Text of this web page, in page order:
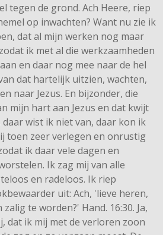
tegen de grond. Ach Heere, riep
op inwachten? Want nu zie ik
dat al mijn werken nog maar
ik met al die werkzaamheden
en daar nog mee naar de hel
dat hartelijk uitzien, wachten,
naar Jezus. En bijzonder, die
mijn hart aan Jezus en dat kwijt
wist ik niet van, daar kon ik
toen zeer verlegen en onrustig
ik daar vele dagen en
Ik zag mij van alle
en radeloos. Ik riep
uit: Ach, 'lieve heren,
te worden?' Hand. 16:30. Ja,
dat ik mij met de verloren zoon